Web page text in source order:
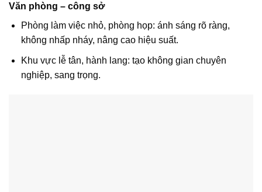
Văn phòng – công sở
Phòng làm việc nhỏ, phòng họp: ánh sáng rõ ràng,
không nhấp nháy, nâng cao hiệu suất.
Khu vực lễ tân, hành lang: tạo không gian chuyên
nghiệp, sang trọng.